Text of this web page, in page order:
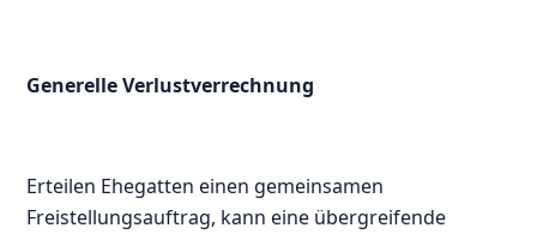
Generelle Verlustverrechnung
Erteilen Ehegatten einen gemeinsamen
Freistellungsauftrag, kann eine übergreifende